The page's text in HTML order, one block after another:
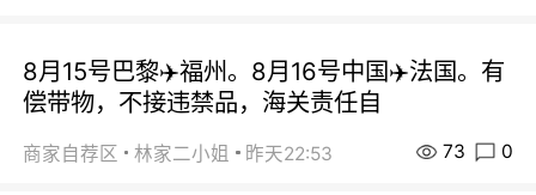
8月15号巴黎✈️福州。8月16号中国✈️法国。有
偿带物，不接违禁品，海关责任自
商家自荐区 林家二小姐 昨天22:53 73 0